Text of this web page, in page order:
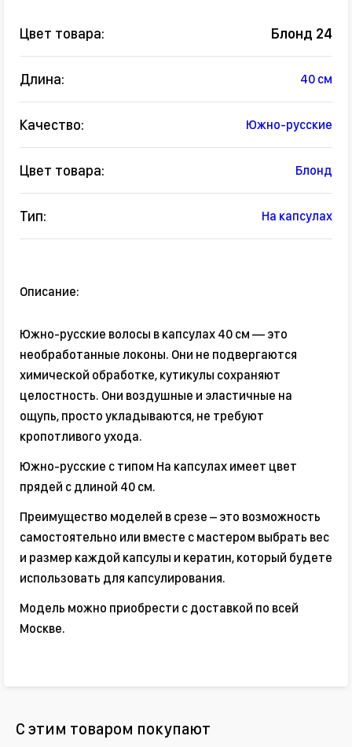
Цвет товара: Блонд 24
Длина: 40 см
Качество: Южно-русские
Цвет товара: Блонд
Тип: На капсулах
Описание:
Южно-русские волосы в капсулах 40 см — это
необработанные локоны. Они не подвергаются
химической обработке, кутикулы сохраняют
целостность. Они воздушные и эластичные на
ощупь, просто укладываются, не требуют
кропотливого ухода.
Южно-русские с типом На капсулах имеет цвет
прядей с длиной 40 см.
Преимущество моделей в срезе – это возможность
самостоятельно или вместе с мастером выбрать вес
и размер каждой капсулы и кератин, который будете
использовать для капсулирования.
Модель можно приобрести с доставкой по всей
Москве.
С этим товаром покупают